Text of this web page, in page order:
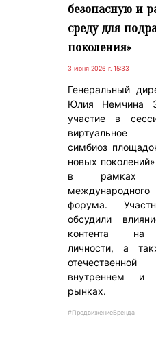
безопасную и
среду для
поколения»
3 июня 2026 г. 15:33
Генеральный
Юлия Немчина
участие в
виртуальное
симбиоз
новых
в рамках
форума.
обсудили
контента на
личности, а
внутреннем и
рынках.
#ПродвижениеБренда